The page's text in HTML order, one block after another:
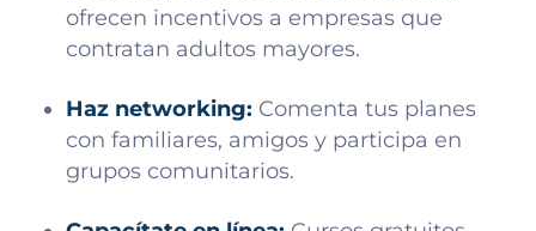
ofrecen incentivos a empresas que
contratan adultos mayores.
Haz networking: Comenta tus planes
con familiares, amigos y participa en
grupos comunitarios.